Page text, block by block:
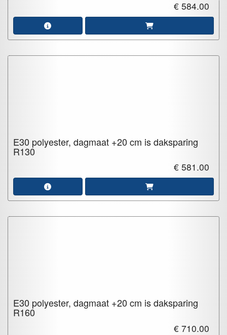
€ 584.00
E30 polyester, dagmaat +20 cm is daksparing
R130
€ 581.00
E30 polyester, dagmaat +20 cm is daksparing
R160
€ 710.00